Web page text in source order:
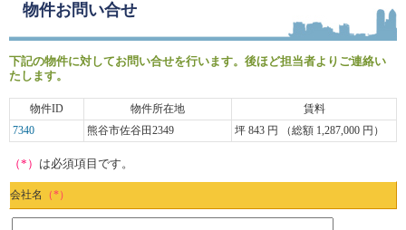
物件お問い合せ
下記の物件に対してお問い合せを行います。後ほど担当者よりご連絡い
たします。
物件ID 物件所在地
賃料
7340
熊谷市佐谷田2349 坪 843 円 （総額 1,287,000 円）
（*） は必須項目です。
会社名 （*）